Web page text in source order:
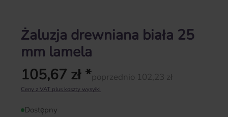
Żaluzja drewniana biała 25
mm lamela
Cena regularna:
105,67 zł *poprzednio 102,23 zł
Ceny z VAT plus koszty wysyłki
Dostępny